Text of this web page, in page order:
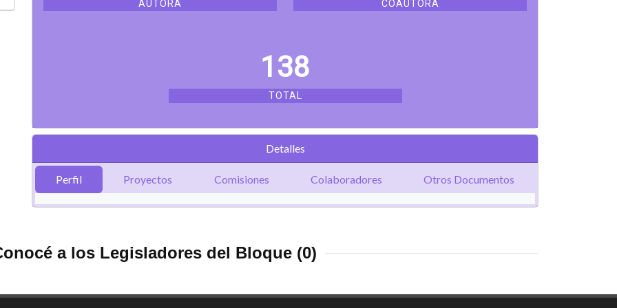
AUTORA COAUTORA
138
TOTAL
Detalles
Perfil Proyectos Comisiones Colaboradores Otros Documentos
a los Legisladores del Bloque (0)